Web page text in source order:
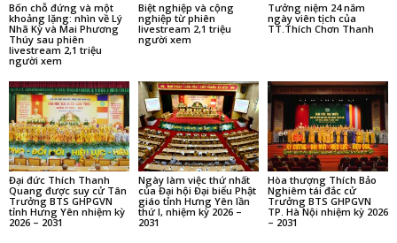
Bốn chỗ đứng và một
khoảng lặng: nhìn về Lý
Nhã Kỳ và Mai Phương
Thúy sau phiên
livestream 2,1 triệu
người xem
Biệt nghiệp và cộng
nghiệp từ phiên
livestream 2,1 triệu
người xem
Tưởng niệm 24 năm
ngày viên tịch của
TT.Thích Chơn Thanh
Đại đức Thích Thanh
Quang được suy cử Tân
Trưởng BTS GHPGVN
tỉnh Hưng Yên nhiệm kỳ
2026 – 2031
Ngày làm việc thứ nhất
của Đại hội Đại biểu Phật
giáo tỉnh Hưng Yên lần
thứ I, nhiệm kỳ 2026 –
2031
Hòa thượng Thích Bảo
Nghiêm tái đắc cử
Trưởng BTS GHPGVN
TP. Hà Nội nhiệm kỳ 2026
– 2031